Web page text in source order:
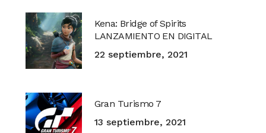
Kena: Bridge of Spirits
LANZAMIENTO EN DIGITAL
22 septiembre, 2021
Gran Turismo 7
13 septiembre, 2021